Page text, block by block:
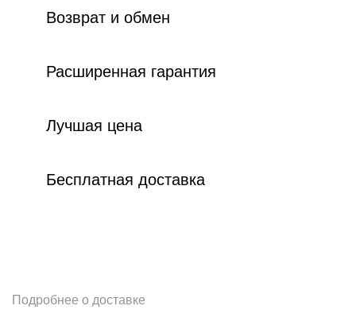
Возврат и обмен
Расширенная гарантия
Лучшая цена
Бесплатная доставка
Подробнее о доставке